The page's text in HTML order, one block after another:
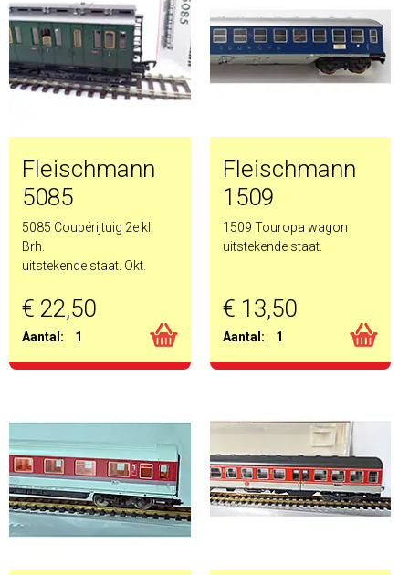
Fleischmann
5085
5085 Coupérijtuig 2e kl.
Brh.
uitstekende staat. Okt.
€ 22,50
Aantal: 1
Fleischmann
1509
1509 Touropa wagon
uitstekende staat.
€ 13,50
Aantal: 1